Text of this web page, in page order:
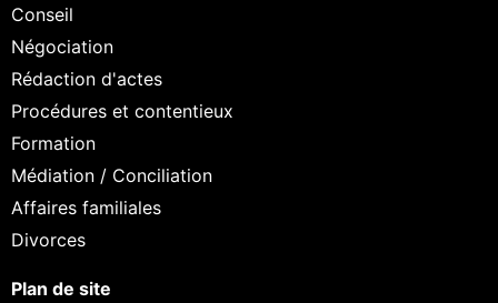
Conseil
Négociation
Rédaction d'actes
Procédures et contentieux
Formation
Médiation / Conciliation
Affaires familiales
Divorces
Plan de site